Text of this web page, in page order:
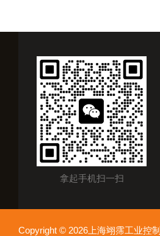
拿起手机扫一扫
Copyright © 2026上海翊霈工业控